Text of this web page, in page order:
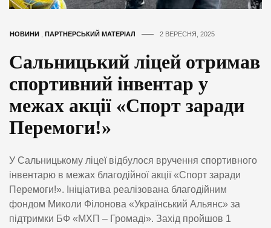
НОВИНИ ПАРТНЕРСЬКИЙ МАТЕРІАЛ 2 ВЕРЕСНЯ, 2025
Сальницький ліцей отримав
спортивний інвентар у
межах акції «Спорт заради
Перемоги!»
У Сальницькому ліцеї відбулося вручення спортивного
інвентарю в межах благодійної акції «Спорт заради
Перемоги!». Ініціатива реалізована благодійним
фондом Миколи Філонова «Український Альянс» за
підтримки БФ «МХП – Громаді». Захід пройшов 1